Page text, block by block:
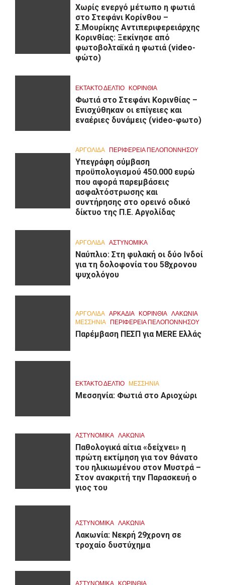
Χωρίς ενεργό μέτωπο η φωτιά
στο Στεφάνι Κορίνθου –
Σ.Μουρίκης Αντιπεριφερειάρχης
Κορινθίας: Ξεκίνησε από
φωτοβολταϊκά η φωτιά (video-
φώτο)
ΕΚΤΑΚΤΟ ΔΕΛΤΙΟ ΚΟΡΙΝΘΊΑ
Φωτιά στο Στεφάνι Κορινθίας –
Ενισχύθηκαν οι επίγειες και
εναέριες δυνάμεις (video-φωτο)
ΑΡΓΟΛΙΔΑ ΠΕΡΙΦΈΡΕΙΑ ΠΕΛΟΠΟΝΝΉΣΟΥ
Υπεγράφη σύμβαση
προϋπολογισμού 450.000 ευρώ
που αφορά παρεμβάσεις
ασφαλτόστρωσης και
συντήρησης στο ορεινό οδικό
δίκτυο της Π.Ε. Αργολίδας
ΑΡΓΟΛΙΔΑ ΑΣΤΥΝΟΜΙΚΑ
Ναύπλιο: Στη φυλακή οι δύο Ινδοί
για τη δολοφονία του 58χρονου
ψυχολόγου
ΑΡΓΟΛΙΔΑ ΑΡΚΑΔΊΑ ΚΟΡΙΝΘΊΑ ΛΑΚΩΝΙΑ
ΜΕΣΣΗΝΙΑ ΠΕΡΙΦΈΡΕΙΑ ΠΕΛΟΠΟΝΝΉΣΟΥ
Παρέμβαση ΠΕΣΠ για MERE Ελλάς
ΕΚΤΑΚΤΟ ΔΕΛΤΙΟ ΜΕΣΣΗΝΙΑ
Μεσσηνία: Φωτιά στο Αριοχώρι
ΑΣΤΥΝΟΜΙΚΑ ΛΑΚΩΝΙΑ
Παθολογικά αίτια «δείχνει» η
πρώτη εκτίμηση για τον θάνατο
του ηλικιωμένου στον Μυστρά –
Στον ανακριτή την Παρασκευή ο
γιος του
ΑΣΤΥΝΟΜΙΚΑ ΛΑΚΩΝΙΑ
Λακωνία: Νεκρή 29χρονη σε
τροχαίο δυστύχημα
ΑΣΤΥΝΟΜΙΚΑ ΚΟΡΙΝΘΊΑ